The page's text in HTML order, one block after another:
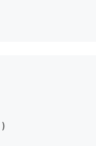
)